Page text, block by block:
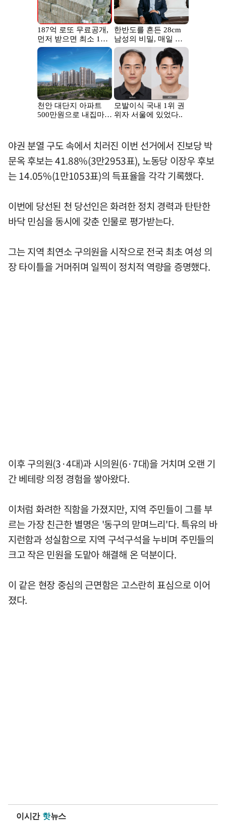
야권 분열 구도 속에서 치러진 이번 선거에서 진보당 박
문옥 후보는 41.88%(3만2953표), 노동당 이장우 후보
는 14.05%(1만1053표)의 득표율을 각각 기록했다.
이번에 당선된 천 당선인은 화려한 정치 경력과 탄탄한
바닥 민심을 동시에 갖춘 인물로 평가받는다.
그는 지역 최연소 구의원을 시작으로 전국 최초 여성 의
장 타이틀을 거머쥐며 일찍이 정치적 역량을 증명했다.
이후 구의원(3·4대)과 시의원(6·7대)을 거치며 오랜 기
간 베테랑 의정 경험을 쌓아왔다.
이처럼 화려한 직함을 가졌지만, 지역 주민들이 그를 부
르는 가장 친근한 별명은 '동구의 맏며느리'다. 특유의 바
지런함과 성실함으로 지역 구석구석을 누비며 주민들의
크고 작은 민원을 도맡아 해결해 온 덕분이다.
이 같은 현장 중심의 근면함은 고스란히 표심으로 이어
졌다.
이시간 핫뉴스